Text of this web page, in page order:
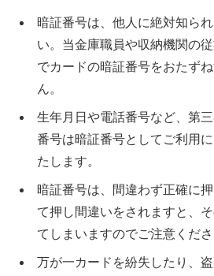
暗証番号は、他人に絶対知ら
い。当金庫職員や収納機関の
でカードの暗証番号をおたず
ん。
生年月日や電話番号など、第
番号は暗証番号としてご利用
たします。
暗証番号は、間違わず正確に
て押し間違いをされますと、
てしまいますのでご注意くださ
万が一カードを紛失したり、